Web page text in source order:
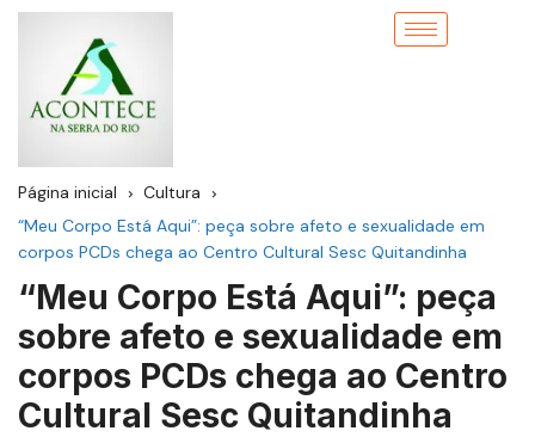
Página inicial
Cultura
“Meu Corpo Está Aqui”: peça sobre afeto e sexualidade em
corpos PCDs chega ao Centro Cultural Sesc Quitandinha
“Meu Corpo Está Aqui”: peça
sobre afeto e sexualidade em
corpos PCDs chega ao Centro
Cultural Sesc Quitandinha